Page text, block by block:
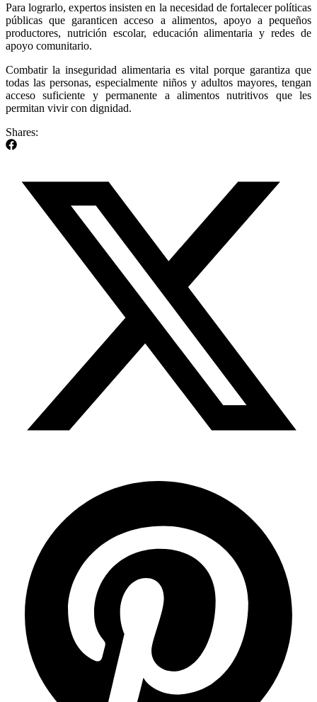
Para lograrlo, expertos insisten en la necesidad de fortalecer políticas
públicas que garanticen acceso a alimentos, apoyo a pequeños
productores, nutrición escolar, educación alimentaria y redes de
apoyo comunitario.
Combatir la inseguridad alimentaria es vital porque garantiza que
todas las personas, especialmente niños y adultos mayores, tengan
acceso suficiente y permanente a alimentos nutritivos que les
permitan vivir con dignidad.
Shares: